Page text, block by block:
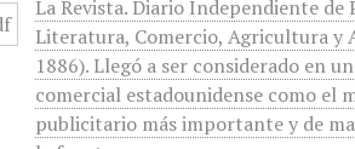
La Revista. Diario Independiente de
Literatura, Comercio, Agricultura y
1886). Llegó a ser considerado en
comercial estadounidense como el
publicitario más importante y de